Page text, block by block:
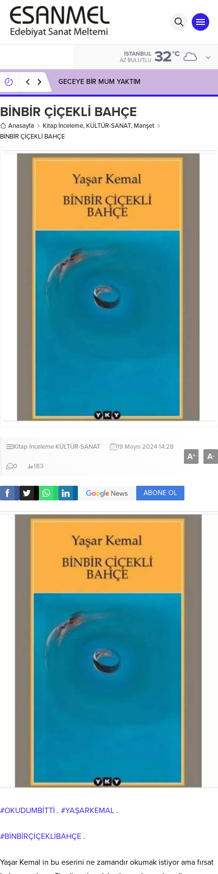
İSTANBUL
AZ BULUTLU 32°C
GECEYE BİR MUM YAKTIM
BİNBİR ÇİÇEKLİ BAHÇE
Anasayfa Kitap İnceleme, KÜLTÜR-SANAT, Manşet
BİNBİR ÇİÇEKLİ BAHÇE
Kitap İnceleme KÜLTÜR-SANAT 19 Mayıs 2024 14:28
0 183
A+ A-
ABONE OL
#OKUDUMBİTTİ . #YAŞARKEMAL .
#BİNBİRÇİÇEKLİBAHÇE .
Yaşar Kemal in bu eserini ne zamandır okumak istiyor ama fırsat